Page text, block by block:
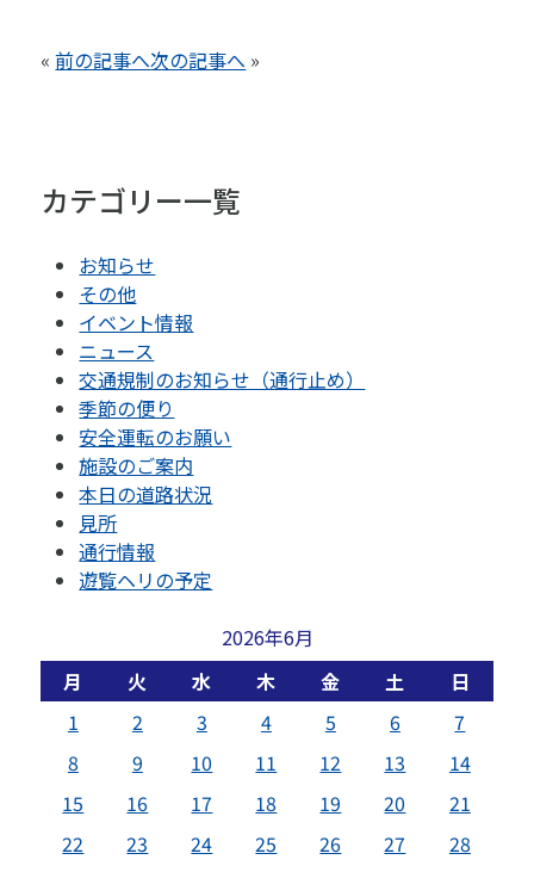
«前の記事へ次の記事へ »
カテゴリー一覧
お知らせ
その他
イベント情報
ニュース
交通規制のお知らせ（通行止め）
季節の便り
安全運転のお願い
施設のご案内
本日の道路状況
見所
通行情報
遊覧ヘリの予定
2026年6月
月
火 水 木 金 土
日
1
2 3 4 5 6
7
8
9 10 11 12 13
14
15
16 17 18 19 20
21
22
23 24 25 26 27
28